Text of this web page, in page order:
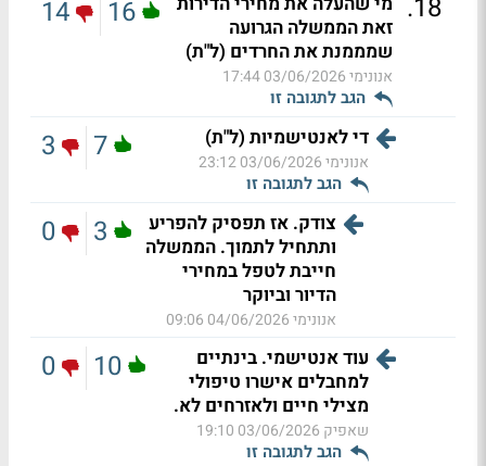
18
.
זאת הממשלה הגרועה
שמממנת את החרדים (ל"ת)
אנונימי03/06/2026 17:44
הגב לתגובה זו
16
14
די לאנטישמיות (ל"ת)
אנונימי03/06/2026 23:12
הגב לתגובה זו
7
3
צודק. אז תפסיק להפריע
ותתחיל לתמוך. הממשלה
חייבת לטפל במחירי
הדיור וביוקר
אנונימי04/06/2026 09:06
3
0
עוד אנטישמי. בינתיים
למחבלים אישרו טיפולי
מצילי חיים ולאזרחים לא.
שאפיק 03/06/2026 19:10
הגב לתגובה זו
10
0